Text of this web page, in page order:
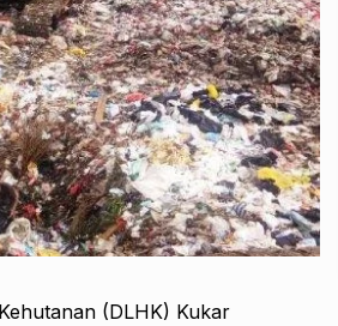
(DLHK) Kukar